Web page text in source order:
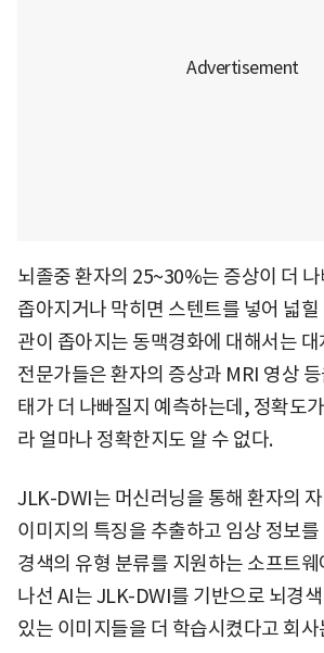
뇌졸중 환자의 25~30%는 증상이 더 나
좁아지거나 막히면 스텐트를 넣어 넓
관이 좁아지는 동맥경화에 대해서는
전문가들은 환자의 증상과 MRI 영상
태가 더 나빠질지 예측하는데, 정확도
라 얼마나 정확한지도 알 수 없다.
JLK-DWI는 머신러닝을 통해 환자의
이미지의 특징을 추출하고 임상 정보를
경색의 유형 분류를 지원하는 소프트웨
나선 AI는 JLK-DWI를 기반으로 뇌경
있는 이미지들을 더 학습시켰다고 회